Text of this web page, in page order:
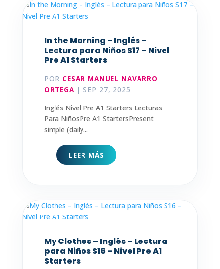
In the Morning – Inglés –
Lectura para Niños S17 – Nivel
Pre A1 Starters
POR CESAR MANUEL NAVARRO
ORTEGA | SEP 27, 2025
Inglés Nivel Pre A1 Starters Lecturas
Para NiñosPre A1 StartersPresent
simple (daily...
LEER MÁS
My Clothes – Inglés – Lectura
para Niños S16 – Nivel Pre A1
Starters